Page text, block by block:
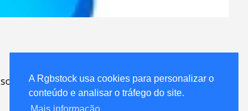
A Rgbstock usa cookies para personalizar o
conteúdo e analisar o tráfego do site.
sobre
.